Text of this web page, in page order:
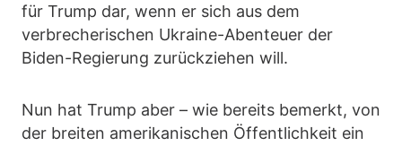
für Trump dar, wenn er sich aus dem
verbrecherischen Ukraine-Abenteuer der
Biden-Regierung zurückziehen will.
Nun hat Trump aber – wie bereits bemerkt, von
der breiten amerikanischen Öffentlichkeit ein